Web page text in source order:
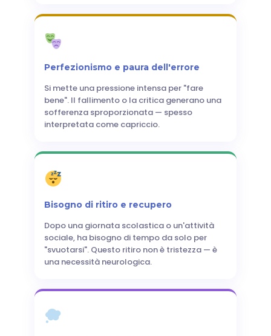
Perfezionismo e paura dell'errore
Si mette una pressione intensa per "fare
bene". Il fallimento o la critica generano una
sofferenza sproporzionata — spesso
interpretata come capriccio.
Bisogno di ritiro e recupero
Dopo una giornata scolastica o un'attività
sociale, ha bisogno di tempo da solo per
"svuotarsi". Questo ritiro non è tristezza — è
una necessità neurologica.